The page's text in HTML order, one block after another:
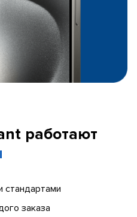
работают
стандартами
заказа